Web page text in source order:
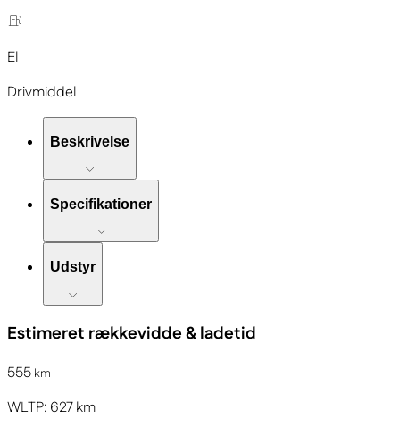
El
Drivmiddel
Beskrivelse
Specifikationer
Udstyr
Estimeret rækkevidde & ladetid
555 km
WLTP: 627km